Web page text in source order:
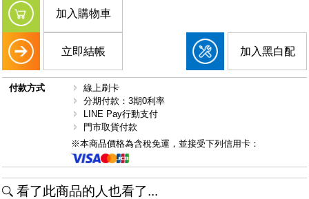
加入購物車
立即結帳 加入黑白配
付款方式
線上刷卡
分期付款：3期0利率
LINE Pay行動支付
門市取貨付款
※本商品價格為含稅免運，並接受下列信用卡：
看了此商品的人也看了...